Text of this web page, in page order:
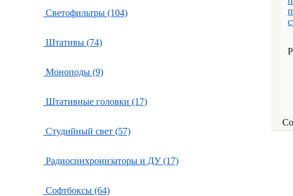
Светофильтры (104)
Штативы (74)
Моноподы (9)
Штативные головки (17)
Студийный свет (57)
Радиосинхронизаторы и ДУ (17)
Софтбоксы (64)